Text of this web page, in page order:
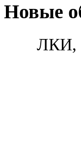
Новые
ЛКИ,